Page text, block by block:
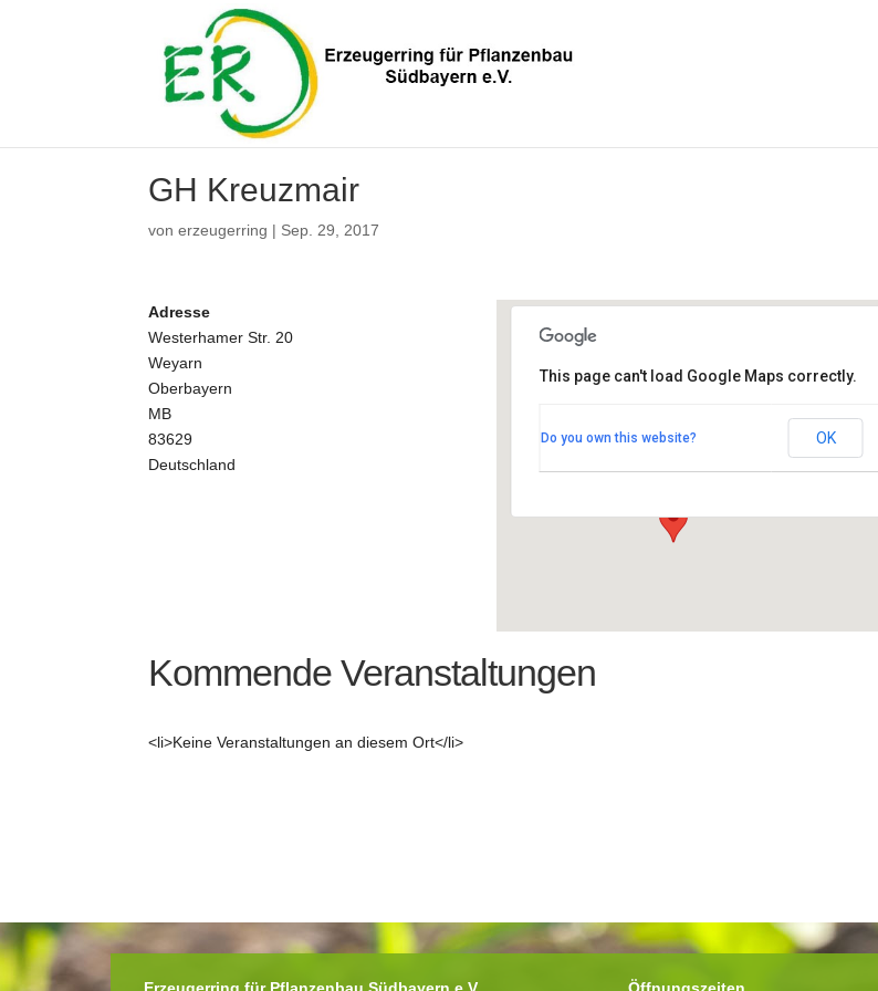
GH Kreuzmair
vonerzeugerring | Sep. 29, 2017
Westerhamer Str. 20 - Weyarn
Veranstaltungen
This page can't load Google Maps correctly.
Do you own this website? OK
Adresse
Westerhamer Str. 20
Weyarn
Oberbayern
MB
83629
Deutschland
Kommende Veranstaltungen
<li>Keine Veranstaltungen an diesem Ort</li>
Erzeugerring für Pflanzenbau Südbayern e.V. Öffnungszeiten